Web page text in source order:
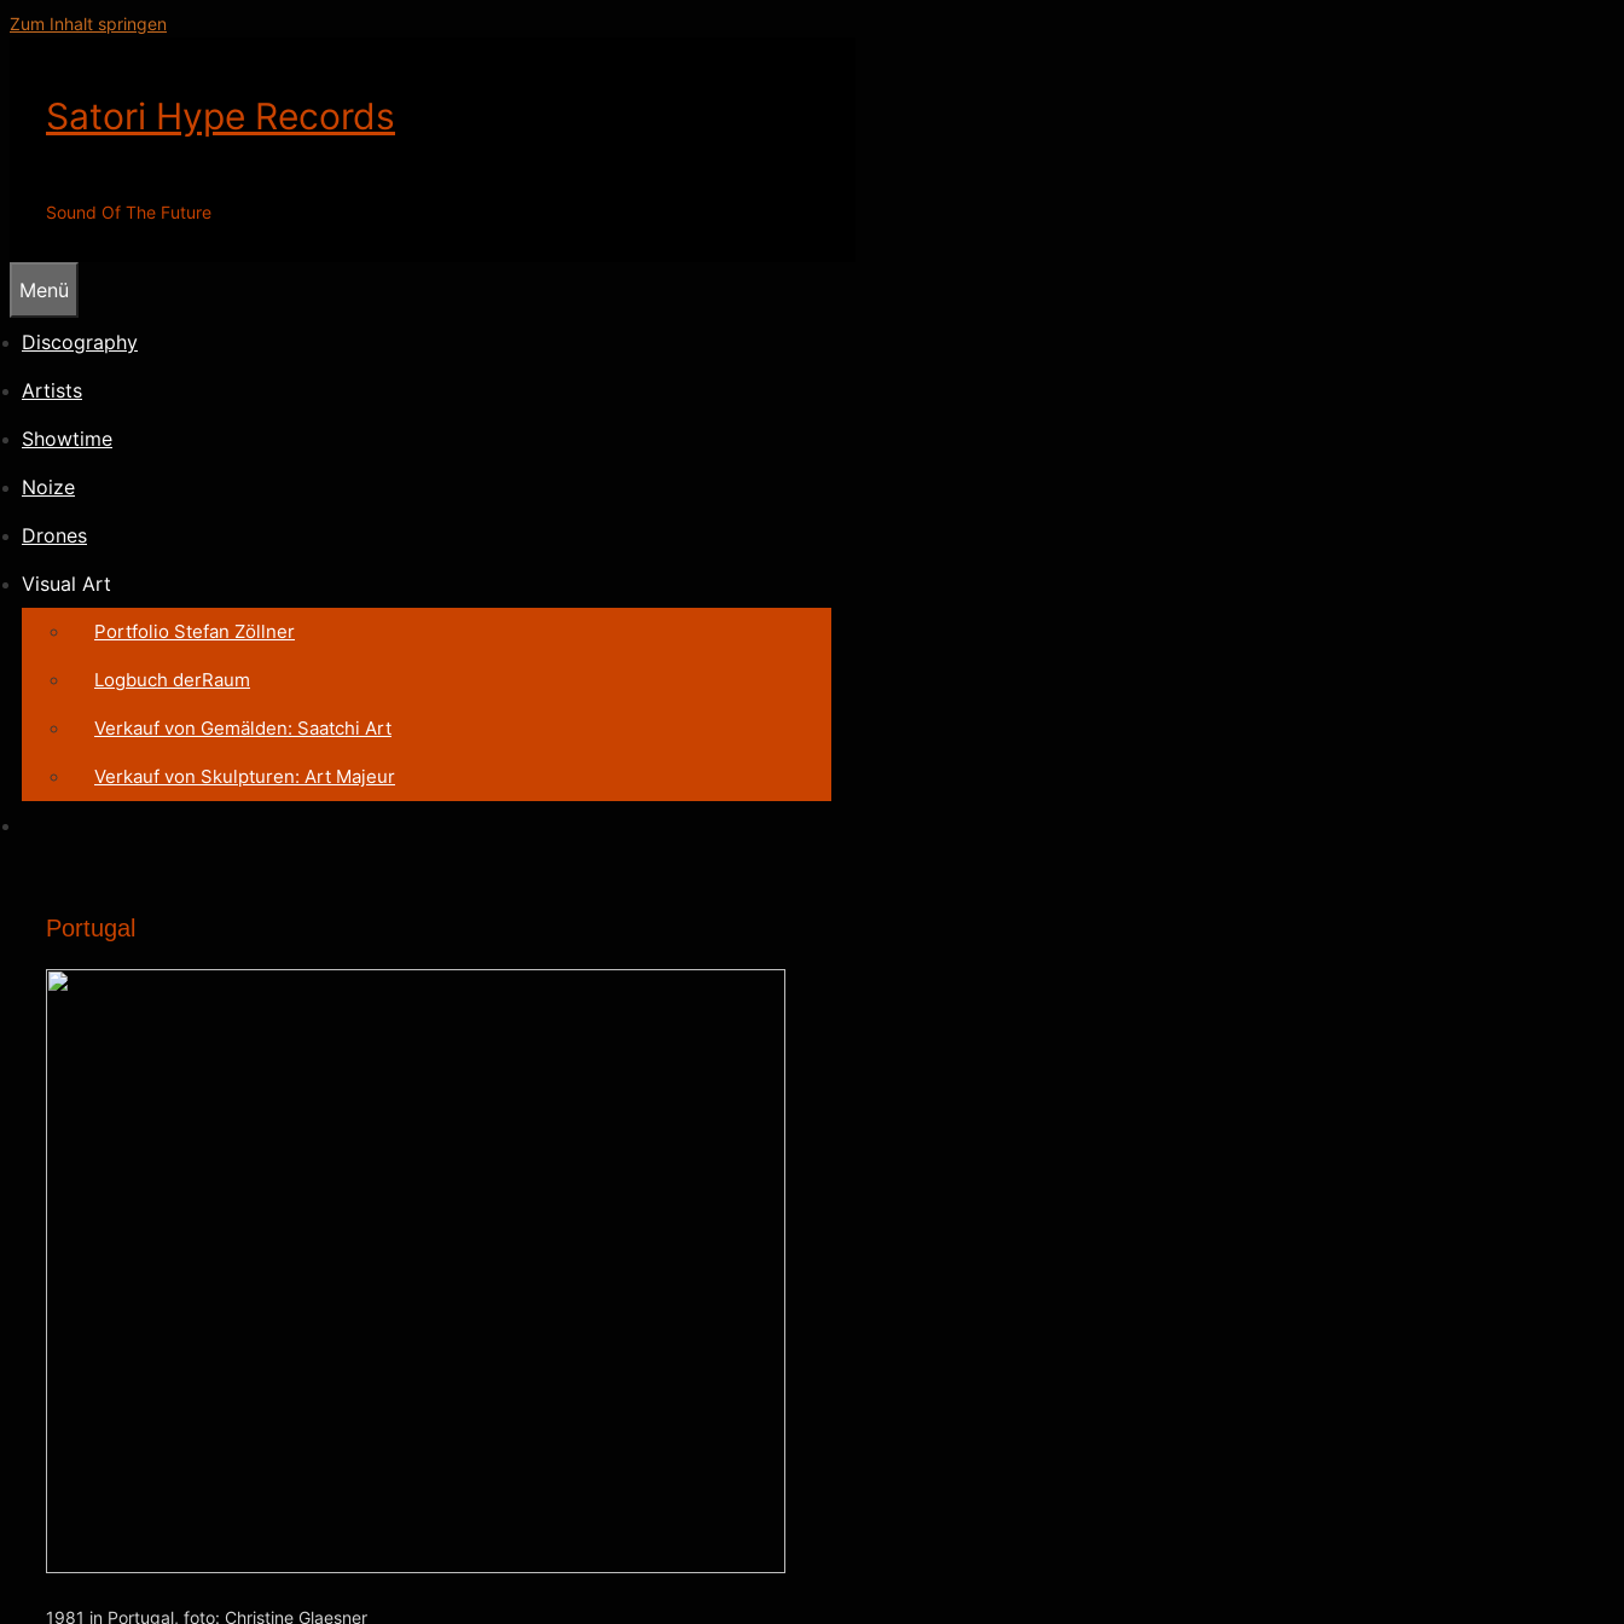
Zum Inhalt springen
Satori Hype Records
Sound Of The Future
Menü
Discography
Artists
Showtime
Noize
Drones
Visual Art
Portfolio Stefan Zöllner
Logbuch derRaum
Verkauf von Gemälden: Saatchi Art
Verkauf von Skulpturen: Art Majeur
Portugal
1981 in Portugal, foto: Christine Glaesner